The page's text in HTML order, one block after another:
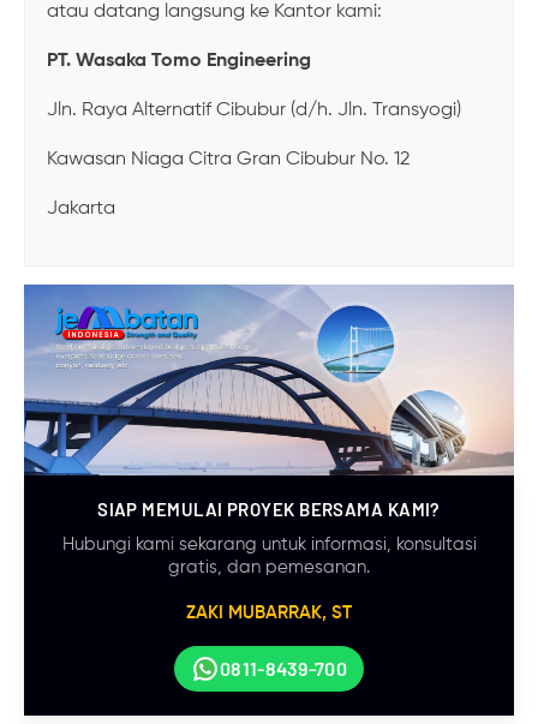
atau datang langsung ke Kantor kami:
PT. Wasaka Tomo Engineering
Jln. Raya Alternatif Cibubur (d/h. Jln. Transyogi)
Kawasan Niaga Citra Gran Cibubur No. 12
Jakarta
SIAP MEMULAI PROYEK BERSAMA KAMI?
Hubungi kami sekarang untuk informasi, konsultasi
gratis, dan pemesanan.
ZAKI MUBARRAK, ST
0811-8439-700